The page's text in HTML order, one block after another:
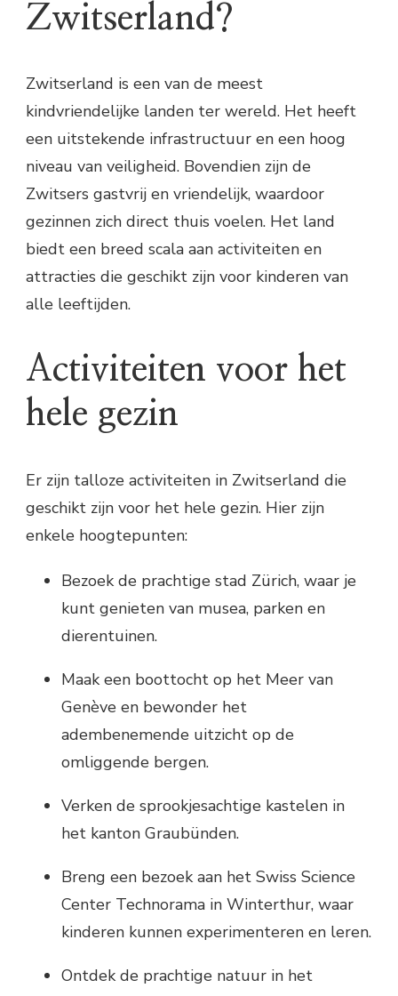
Zwitserland?
Zwitserland is een van de meest
kindvriendelijke landen ter wereld. Het heeft
een uitstekende infrastructuur en een hoog
niveau van veiligheid. Bovendien zijn de
Zwitsers gastvrij en vriendelijk, waardoor
gezinnen zich direct thuis voelen. Het land
biedt een breed scala aan activiteiten en
attracties die geschikt zijn voor kinderen van
alle leeftijden.
Activiteiten voor het
hele gezin
Er zijn talloze activiteiten in Zwitserland die
geschikt zijn voor het hele gezin. Hier zijn
enkele hoogtepunten:
Bezoek de prachtige stad Zürich, waar je
kunt genieten van musea, parken en
dierentuinen.
Maak een boottocht op het Meer van
Genève en bewonder het
adembenemende uitzicht op de
omliggende bergen.
Verken de sprookjesachtige kastelen in
het kanton Graubünden.
Breng een bezoek aan het Swiss Science
Center Technorama in Winterthur, waar
kinderen kunnen experimenteren en leren.
Ontdek de prachtige natuur in het